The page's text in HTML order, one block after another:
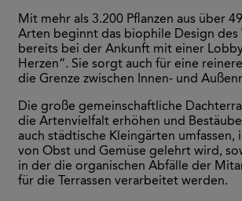
Mit mehr als 3.200 Pflanzen aus über
Arten beginnt das biophile Design des
bereits bei der Ankunft mit einer
Herzen“. Sie sorgt auch für eine
die Grenze zwischen Innen- und
Die große gemeinschaftliche
die Artenvielfalt erhöhen und
auch städtische Kleingärten umfassen,
von Obst und Gemüse gelehrt wird,
in der die organischen Abfälle der
für die Terrassen verarbeitet werden.